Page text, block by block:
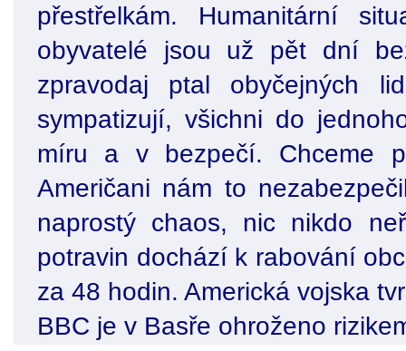
přestřelkám. Humanitární
obyvatelé jsou už pět dní
zpravodaj ptal obyčejných
sympatizují, všichni do
míru a v bezpečí. Chceme
Američani nám to
naprostý chaos, nic nikdo
potravin dochází k rabování
za 48 hodin. Americká vojska
BBC je v Basře ohroženo